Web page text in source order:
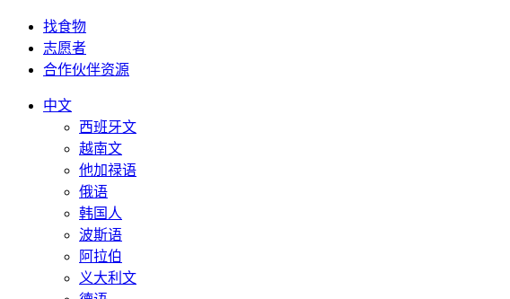
找食物
志愿者
合作伙伴资源
中文
西班牙文
越南文
他加禄语
俄语
韩国人
波斯语
阿拉伯
义大利文